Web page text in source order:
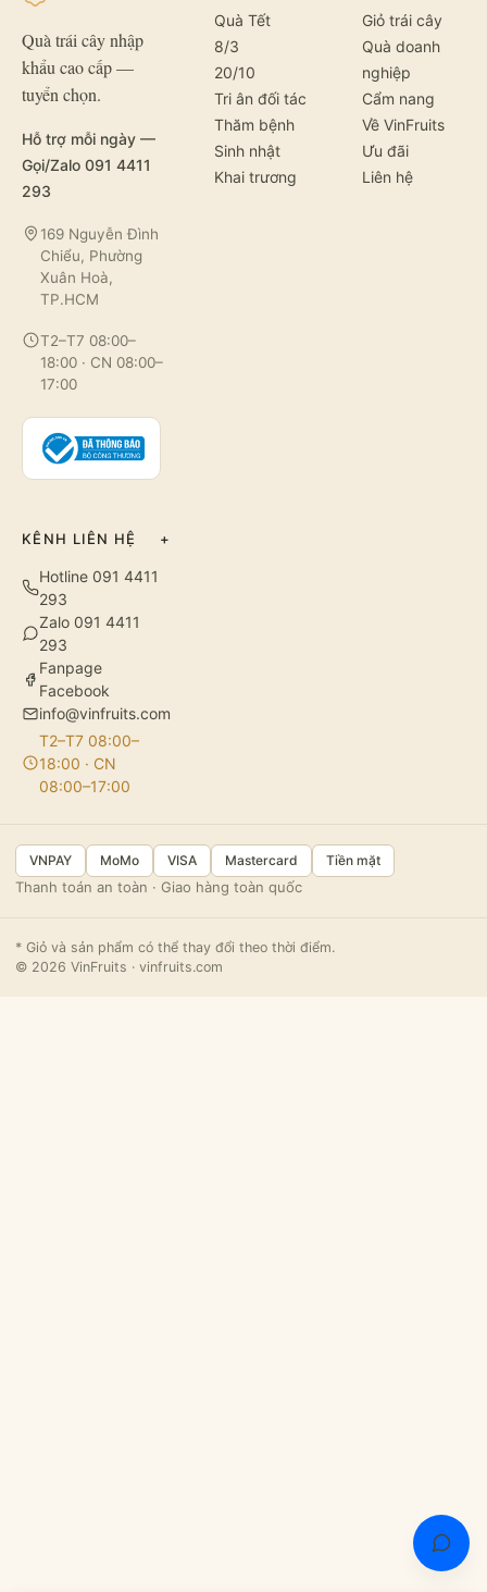
Quà trái cây nhập
khẩu cao cấp —
tuyển chọn.
Hỗ trợ mỗi ngày —
Gọi/Zalo 091 4411
293
169 Nguyễn Đình
Chiểu, Phường
Xuân Hoà,
TP.HCM
T2–T7 08:00–
18:00 · CN 08:00–
17:00
Quà Tết
8/3
20/10
Tri ân đối tác
Thăm bệnh
Sinh nhật
Khai trương
Giỏ trái cây
Quà doanh
nghiệp
Cẩm nang
Về VinFruits
Ưu đãi
Liên hệ
KÊNH LIÊN HỆ +
Hotline 091 4411
293
Zalo 091 4411
293
Fanpage
Facebook
info@vinfruits.com
T2–T7 08:00–
18:00 · CN
08:00–17:00
VNPAY MoMo VISA Mastercard Tiền mặt
Thanh toán an toàn · Giao hàng toàn quốc
* Giỏ và sản phẩm có thể thay đổi theo thời điểm.
© 2026 VinFruits · vinfruits.com